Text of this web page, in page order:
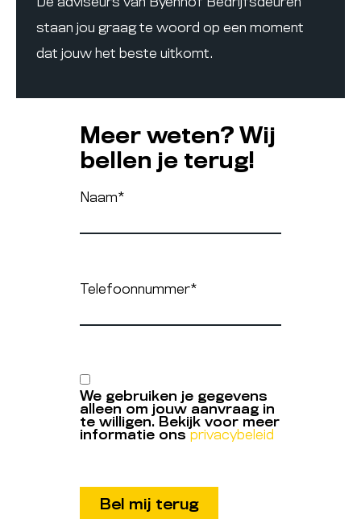
staan jou graag te woord op een moment
dat jouw het beste uitkomt.
Meer weten? Wij
bellen je terug!
Naam*
Telefoonnummer*
We gebruiken je gegevens
alleen om jouw aanvraag in
te willigen. Bekijk voor meer
informatie ons privacybeleid